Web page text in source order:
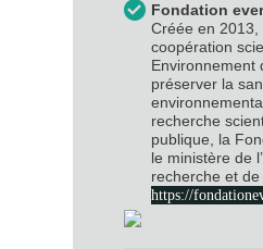
Fondation
Créée en
coopération
Environnement
préserver la
recherche
publique, la
le ministère de
recherche et
https://